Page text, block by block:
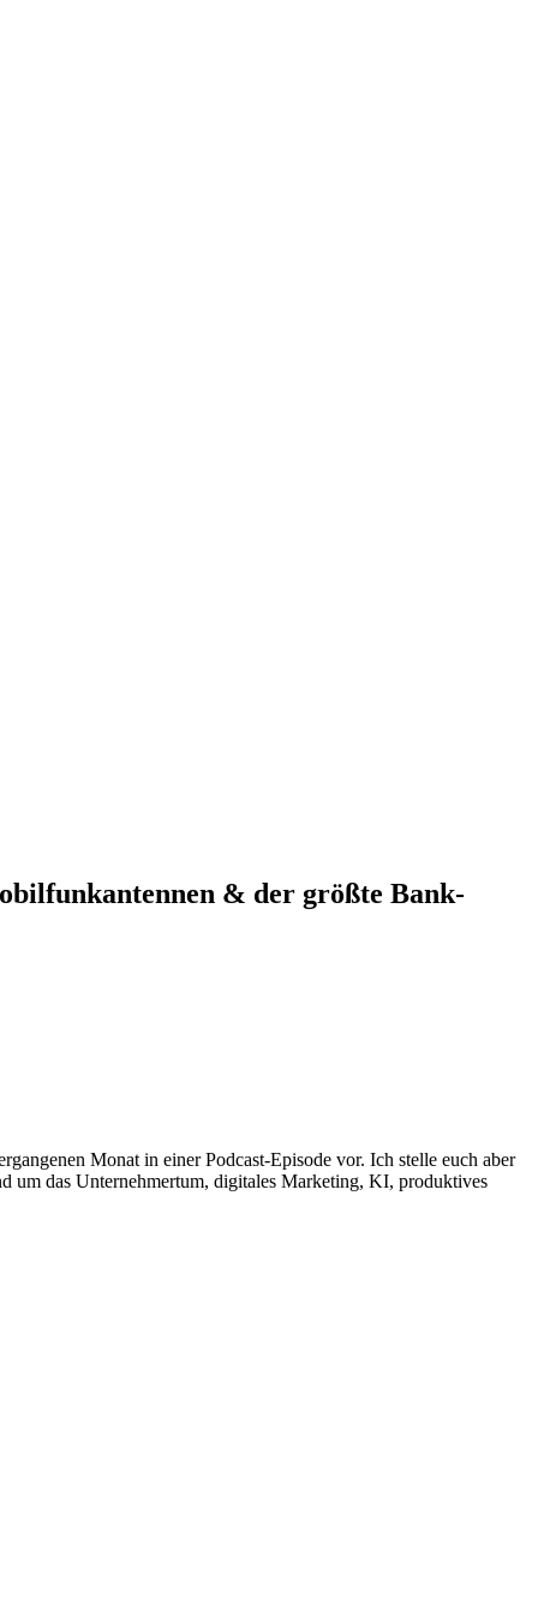
& der größte Bank-
Monat in einer Podcast-Episode vor. Ich stelle euch aber
um das Unternehmertum, digitales Marketing, KI, produktives